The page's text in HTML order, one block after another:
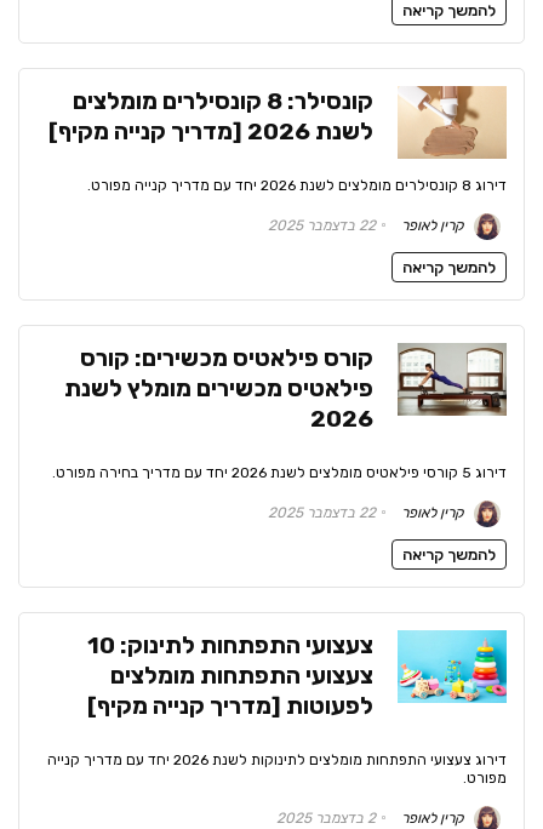
להמשך קריאה
קונסילר: 8 קונסילרים מומלצים
לשנת 2026 [מדריך קנייה מקיף]
דירוג 8 קונסילרים מומלצים לשנת 2026 יחד עם מדריך קנייה מפורט.
קרין לאופר 22 בדצמבר 2025
להמשך קריאה
קורס פילאטיס מכשירים: קורס
פילאטיס מכשירים מומלץ לשנת
2026
דירוג 5 קורסי פילאטיס מומלצים לשנת 2026 יחד עם מדריך בחירה מפורט.
קרין לאופר 22 בדצמבר 2025
להמשך קריאה
צעצועי התפתחות לתינוק: 10
צעצועי התפתחות מומלצים
לפעוטות [מדריך קנייה מקיף]
דירוג צעצועי התפתחות מומלצים לתינוקות לשנת 2026 יחד עם מדריך קנייה
מפורט.
קרין לאופר 2 בדצמבר 2025